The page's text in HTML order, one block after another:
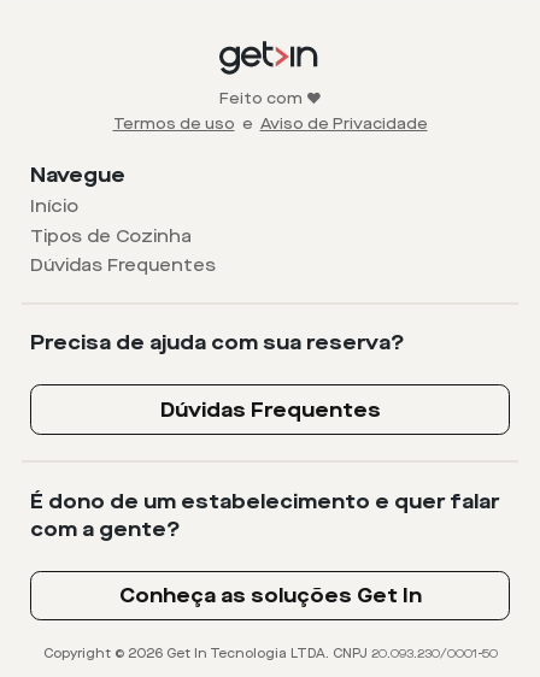
Feito com ❤️
Termos de uso e Aviso de Privacidade
Navegue
Início
Tipos de Cozinha
Dúvidas Frequentes
Precisa de ajuda com sua reserva?
Dúvidas Frequentes
É dono de um estabelecimento e quer falar
com a gente?
Conheça as soluções Get In
Copyright © 2026 Get In Tecnologia LTDA. CNPJ 20.093.230/0001-50